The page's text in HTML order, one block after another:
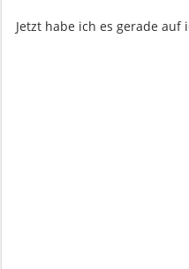
Jetzt habe ich es gerade